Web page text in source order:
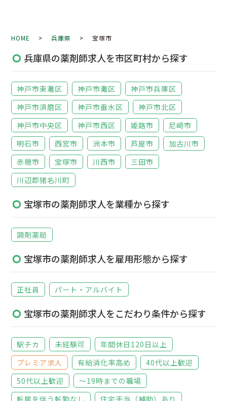
HOME >兵庫県 > 宝塚市
兵庫県の薬剤師求人を市区町村から探す
神戸市東灘区 神戸市灘区
神戸市兵庫区
神戸市須磨区
神戸市垂水区
神戸市北区
神戸市中央区
神戸市西区 姫路市
尼崎市
明石市
西宮市 洲本市 芦屋市
加古川市
赤穂市
宝塚市 川西市
三田市
川辺郡猪名川町
宝塚市の薬剤師求人を業種から探す
調剤薬局
宝塚市の薬剤師求人を雇用形態から探す
正社員 パート・アルバイト
宝塚市の薬剤師求人をこだわり条件から探す
駅チカ 未経験可
年間休日120日以上
プレミア求人
有給消化率高め
40代以上歓迎
50代以上歓迎
～19時までの職場
転居を伴う転勤なし
住宅手当（補助）あり